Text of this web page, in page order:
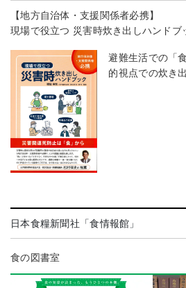
【地方自治体・支援関係者必携】
現場で役立つ 災害時炊き出しハンドブ
避難生活での「
的視点での炊き
日本食糧新聞社「食情報館」
食の図書室